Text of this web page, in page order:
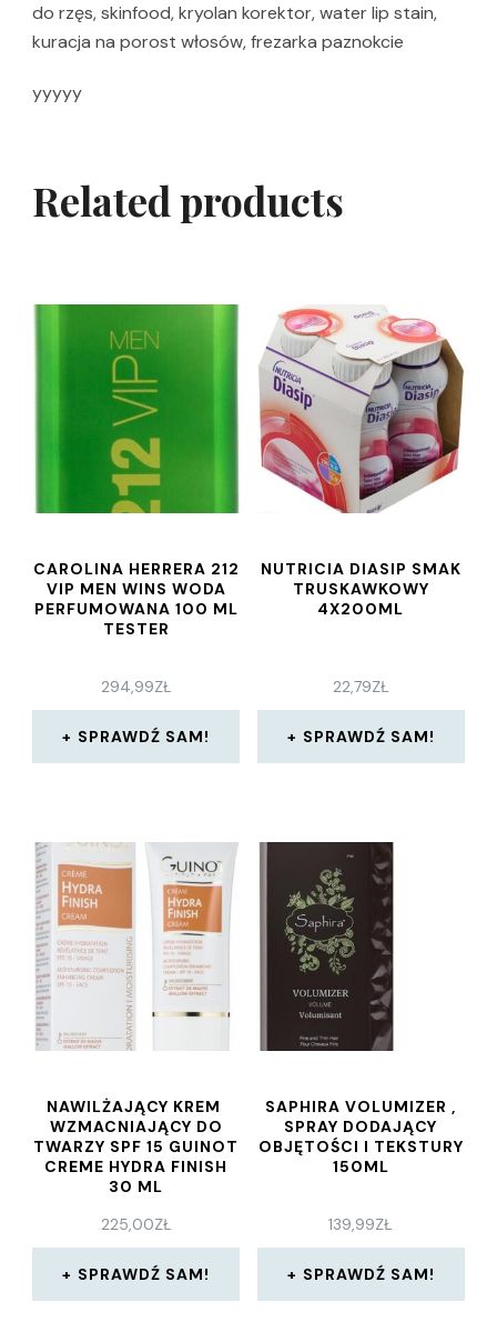
do rzęs, skinfood, kryolan korektor, water lip stain,
kuracja na porost włosów, frezarka paznokcie
yyyyy
Related products
CAROLINA HERRERA 212
VIP MEN WINS WODA
PERFUMOWANA 100 ML
TESTER
294,99ZŁ
SPRAWDŹ SAM!
NUTRICIA DIASIP SMAK
TRUSKAWKOWY
4X200ML
22,79ZŁ
SPRAWDŹ SAM!
NAWILŻAJĄCY KREM ​​
WZMACNIAJĄCY DO
TWARZY SPF 15 GUINOT
CREME HYDRA FINISH
30 ML
225,00ZŁ
SPRAWDŹ SAM!
SAPHIRA VOLUMIZER ,
SPRAY DODAJĄCY
OBJĘTOŚCI I TEKSTURY
150ML
139,99ZŁ
SPRAWDŹ SAM!